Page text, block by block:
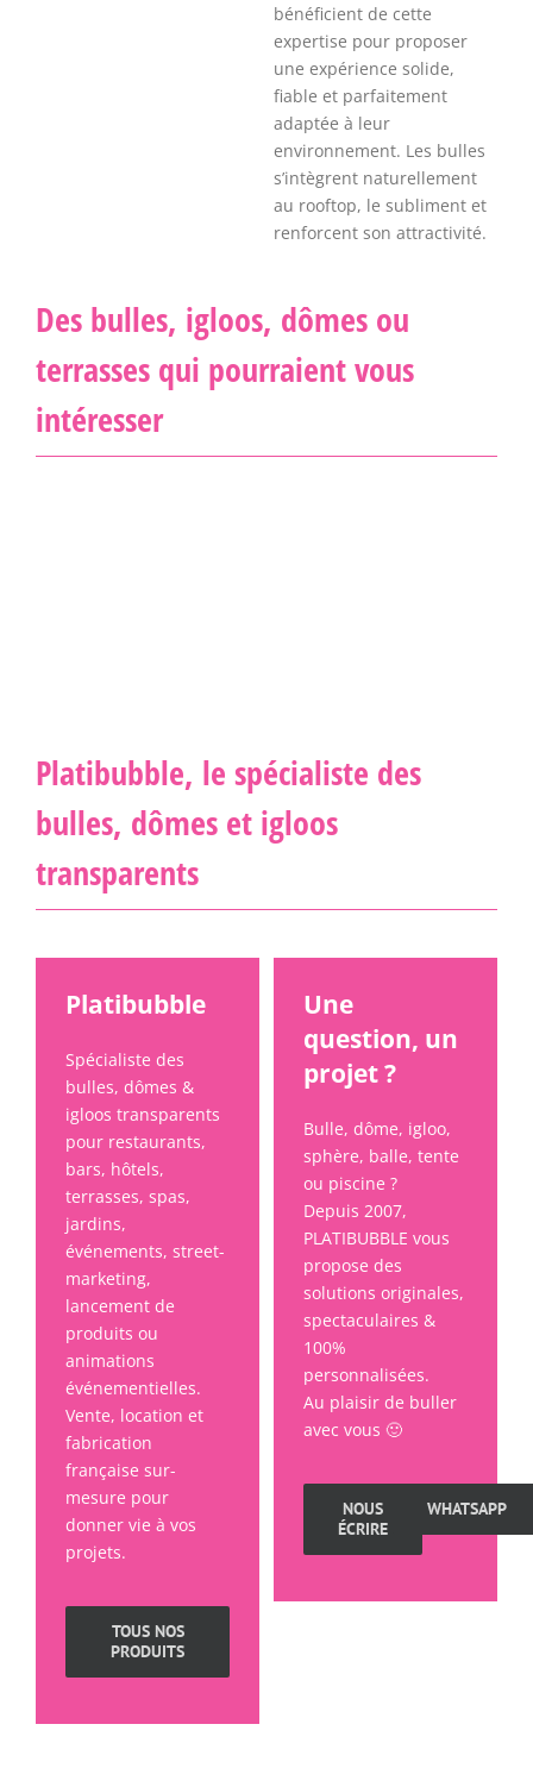
bénéficient de cette
expertise pour proposer
une expérience solide,
fiable et parfaitement
adaptée à leur
environnement. Les bulles
s’intègrent naturellement
au rooftop, le subliment et
renforcent son attractivité.
Des bulles, igloos, dômes ou
terrasses qui pourraient vous
intéresser
Platibubble, le spécialiste des
bulles, dômes et igloos
transparents
Platibubble
Spécialiste des
bulles, dômes &
igloos transparents
pour restaurants,
bars, hôtels,
terrasses, spas,
jardins,
événements, street-
marketing,
lancement de
produits ou
animations
événementielles.
Vente, location et
fabrication
française sur-
mesure pour
donner vie à vos
projets.
TOUS NOS
PRODUITS
Une
question, un
projet ?
Bulle, dôme, igloo,
sphère, balle, tente
ou piscine ?
Depuis 2007,
PLATIBUBBLE vous
propose des
solutions originales,
spectaculaires &
100%
personnalisées.
Au plaisir de buller
avec vous 🙂
NOUS
ÉCRIRE
WHATSAPP